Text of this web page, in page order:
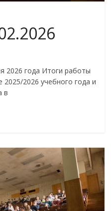
2026 года Итоги работы
2026 учебного года и
в